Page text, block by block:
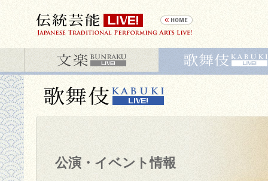
公演・イベント情報